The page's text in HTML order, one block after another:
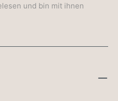
und bin mit ihnen